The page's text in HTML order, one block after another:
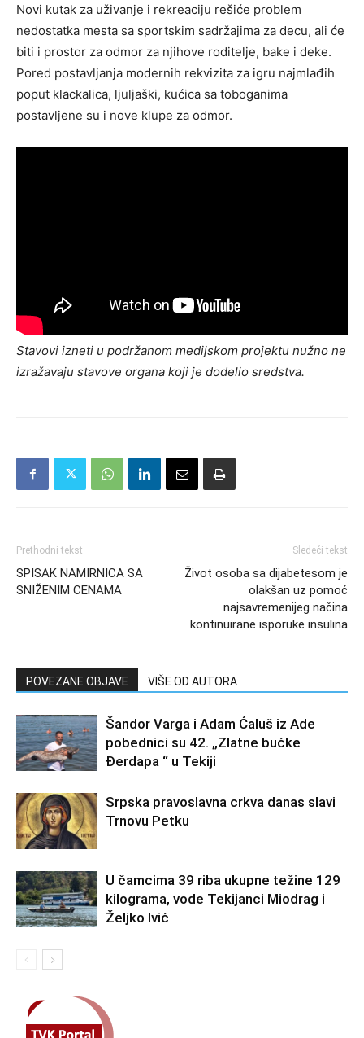
Novi kutak za uživanje i rekreaciju rešiće problem
nedostatka mesta sa sportskim sadržajima za decu, ali će
biti i prostor za odmor za njihove roditelje, bake i deke.
Pored postavljanja modernih rekvizita za igru najmlađih
poput klackalica, ljuljaški, kućica sa toboganima
postavljene su i nove klupe za odmor.
Stavovi izneti u podržanom medijskom projektu nužno ne
izražavaju stavove organa koji je dodelio sredstva.
Prethodni tekst
SPISAK NAMIRNICA SA
SNIŽENIM CENAMA
Sledeći tekst
Život osoba sa dijabetesom je
olakšan uz pomoć
najsavremenijeg načina
kontinuirane isporuke insulina
POVEZANE OBJAVE VIŠE OD AUTORA
Šandor Varga i Adam Ćaluš iz Ade
pobednici su 42. „Zlatne bućke
Đerdapa “ u Tekiji
Srpska pravoslavna crkva danas slavi
Trnovu Petku
U čamcima 39 riba ukupne težine 129
kilograma, vode Tekijanci Miodrag i
Željko Ivić